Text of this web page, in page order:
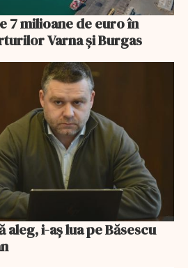
7 milioane de euro în
Varna și Burgas
aleg, i-aș lua pe Băsescu